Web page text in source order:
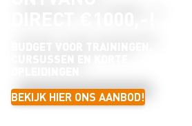
BEKIJK HIER ONS AANBOD!